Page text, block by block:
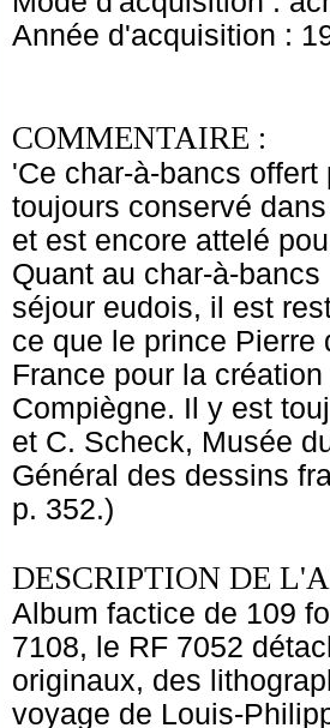
Année d'acquisition :
COMMENTAIRE :
'Ce char-à-bancs
toujours conservé
et est encore attelé
Quant au char-à-
séjour eudois, il est
ce que le prince Pierre
France pour la
Compiègne. Il y est
et C. Scheck, Musée
Général des dessins
p. 352.)
DESCRIPTION DE
Album factice de 109
7108, le RF 7052
originaux, des
voyage de Louis-